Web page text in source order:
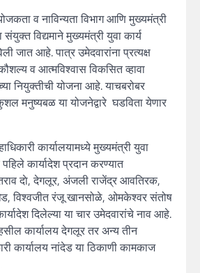
व नाविन्यता विभाग आणि मुख्यमंत्री
विद्यमाने मुख्यमंत्री युवा कार्य
जात आहे. पात्र उमेदवारांना प्रत्यक्ष
व आत्मविश्वास विकसित व्हावा
नियुक्तीची योजना आहे. याचबरोबर
मनुष्यबळ या योजनेद्वारे घडविता येणार
कार्यालयामध्ये मुख्यमंत्री युवा
कार्यादेश प्रदान करण्यात
दाे, देगलूर, अंजली राजेंद्र आवतिरक,
विश्वजीत रंजू खानसोळे, ओमकेश्वर संतोष
दिलेल्या या चार उमेदवारांचे नाव आहे.
कार्यालय देगलूर तर अन्य तीन
कार्यालय नांदेड या ठिकाणी कामकाज